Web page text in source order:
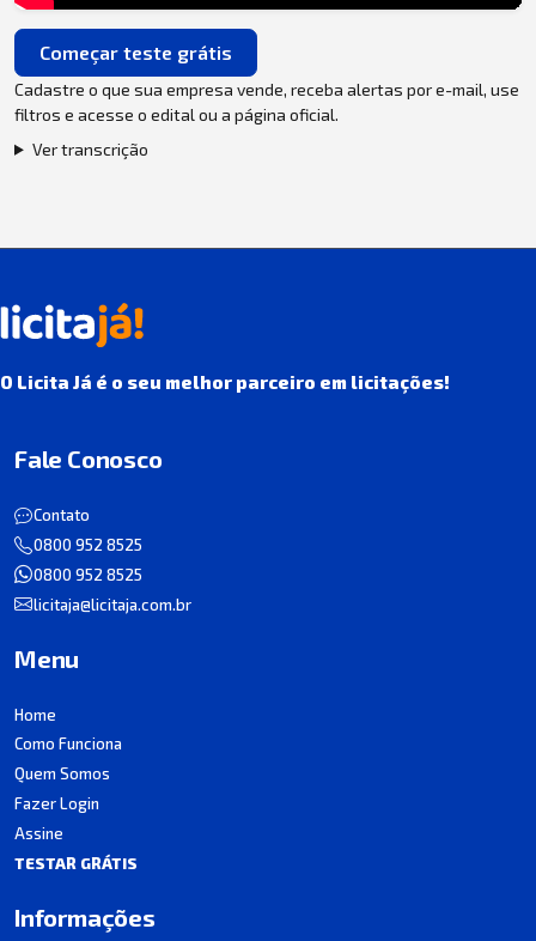
Começar teste grátis
Cadastre o que sua empresa vende, receba alertas por e-mail, use
filtros e acesse o edital ou a página oficial.
Ver transcrição
O Licita Já é o seu melhor parceiro em licitações!
Fale Conosco
Contato
0800 952 8525
0800 952 8525
licitaja@licitaja.com.br
Menu
Home
Como Funciona
Quem Somos
Fazer Login
Assine
TESTAR GRÁTIS
Informações